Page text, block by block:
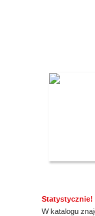
Statystycznie!
W katalogu